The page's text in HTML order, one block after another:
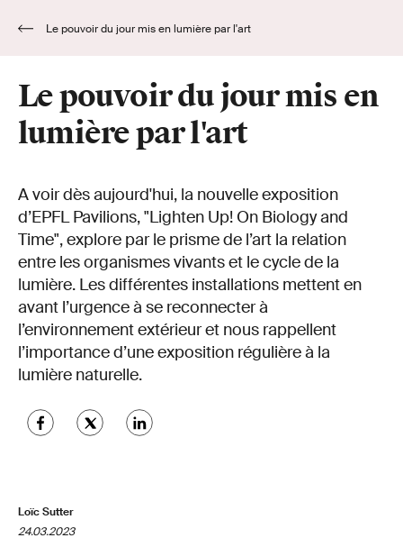
Le pouvoir du jour mis en lumière par l'art
Le pouvoir du jour mis en
lumière par l'art
A voir dès aujourd'hui, la nouvelle exposition
d’EPFL Pavilions, "Lighten Up! On Biology and
Time", explore par le prisme de l’art la relation
entre les organismes vivants et le cycle de la
lumière. Les différentes installations mettent en
avant l’urgence à se reconnecter à
l’environnement extérieur et nous rappellent
l’importance d’une exposition régulière à la
lumière naturelle.
Loïc Sutter
24.03.2023